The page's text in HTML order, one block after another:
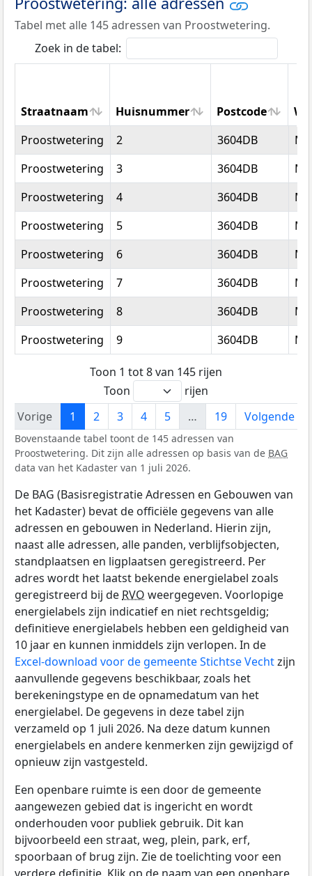
Tabel met alle 145 adressen van Proostwetering.
Zoek in de tabel:
Straatnaam Huisnummer Postcode
Straatnaam
Huisnummer Postcode
Proostwetering 2 3604DB
Proostwetering
3 3604DB
Proostwetering
4 3604DB
Proostwetering
5 3604DB
Proostwetering
6 3604DB
Proostwetering
7 3604DB
Proostwetering
8 3604DB
Proostwetering
9 3604DB
Toon 1 tot 8 van 145 rijen
Toon
rijen
Vorige
1 2 3 4 5 … 19 Volgende
Bovenstaande tabel toont de 145 adressen van
Proostwetering. Dit zijn alle adressen op basis van de BAG
data van het Kadaster van 1 juli 2026.
De BAG (Basisregistratie Adressen en Gebouwen van
het Kadaster) bevat de officiële gegevens van alle
adressen en gebouwen in Nederland. Hierin zijn,
naast alle adressen, alle panden, verblijfsobjecten,
standplaatsen en ligplaatsen geregistreerd. Per
adres wordt het laatst bekende energielabel zoals
geregistreerd bij de RVO weergegeven. Voorlopige
energielabels zijn indicatief en niet rechtsgeldig;
definitieve energielabels hebben een geldigheid van
10 jaar en kunnen inmiddels zijn verlopen. In de
Excel-download voor de gemeente Stichtse Vechtzijn
aanvullende gegevens beschikbaar, zoals het
berekeningstype en de opnamedatum van het
energielabel. De gegevens in deze tabel zijn
verzameld op 1 juli 2026. Na deze datum kunnen
energielabels en andere kenmerken zijn gewijzigd of
opnieuw zijn vastgesteld.
Een openbare ruimte is een door de gemeente
aangewezen gebied dat is ingericht en wordt
onderhouden voor publiek gebruik. Dit kan
bijvoorbeeld een straat, weg, plein, park, erf,
spoorbaan of brug zijn. Zie de toelichting voor een